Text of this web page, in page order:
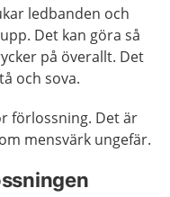
ledbanden och
Det kan göra så
på överallt. Det
och sova.
förlossning. Det är
mensvärk ungefär.